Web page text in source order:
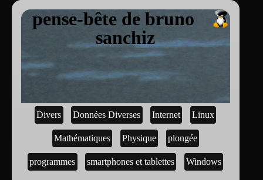
pense-bête de bruno
sanchiz
Divers Données Diverses Internet Linux
Mathématiques Physique plongée
programmes smartphones et tablettes Windows